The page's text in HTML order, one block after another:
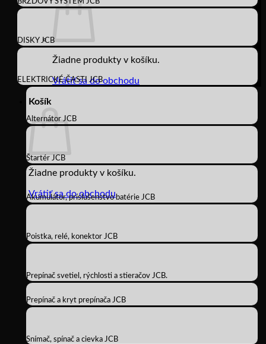
Žiadne produkty v košíku.
Vrátiť sa do obchodu
Košík
Žiadne produkty v košíku.
Vrátiť sa do obchodu
DISKY JCB
ELEKTRICKÉ ČASTI JCB
Alternátor JCB
Štartér JCB
Akumulátor, príslušenstvo batérie JCB
Poistka, relé, konektor JCB
Prepínač svetiel, rýchlosti a stieračov JCB.
Prepínač a kryt prepínača JCB
Snímač, spínač a cievka JCB